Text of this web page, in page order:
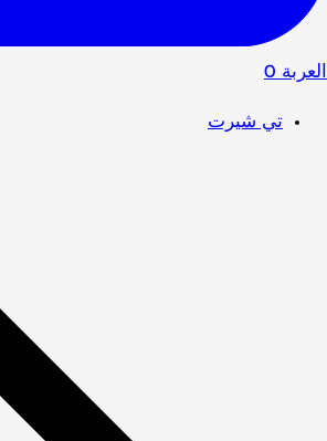
العربة 0
تي شيرت